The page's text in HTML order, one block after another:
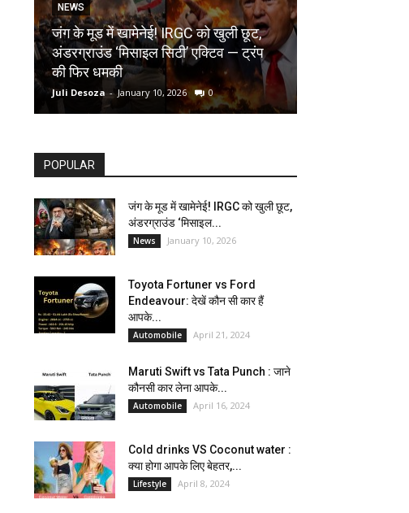
NEWS
जंग के मूड में खामेनेई! IRGC को खुली छूट,
अंडरग्राउंड ‘मिसाइल सिटी’ एक्टिव — ट्रंप
की फिर धमकी
Juli Desoza - January 10, 2026 0
POPULAR
जंग के मूड में खामेनेई! IRGC को खुली छूट,
अंडरग्राउंड ‘मिसाइल...
News January 10, 2026
Toyota Fortuner vs Ford
Endeavour: देखें कौन सी कार हैं
आपके...
Automobile April 21, 2024
Maruti Swift vs Tata Punch : जाने
कौनसी कार लेना आपके...
Automobile April 16, 2024
Cold drinks VS Coconut water :
क्या होगा आपके लिए बेहतर,...
Lifestyle April 8, 2024